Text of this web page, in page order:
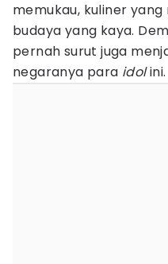
memukau, kuliner
budaya yang kaya.
pernah surut juga
negaranya para idolini.